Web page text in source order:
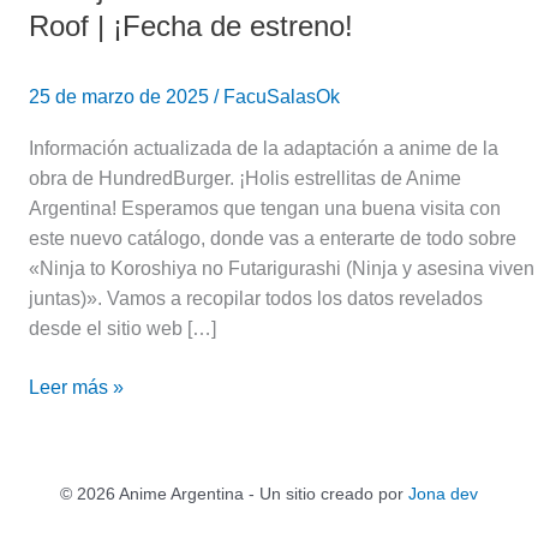
Roof | ¡Fecha de estreno!
25 de marzo de 2025 / FacuSalasOk
Información actualizada de la adaptación a anime de la
obra de HundredBurger. ¡Holis estrellitas de Anime
Argentina! Esperamos que tengan una buena visita con
este nuevo catálogo, donde vas a enterarte de todo sobre
«Ninja to Koroshiya no Futarigurashi (Ninja y asesina viven
juntas)». Vamos a recopilar todos los datos revelados
desde el sitio web […]
Leer más »
© 2026 Anime Argentina - Un sitio creado por Jona dev